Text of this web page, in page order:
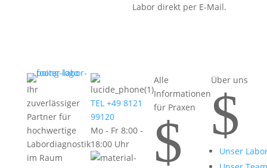
Labor direkt per E-Mail.
Ihr
zuverlässiger
Partner für
hochwertige
Labordiagnostik
im Raum
TEL +49 8121
99120
Mo - Fr 8:00 -
18:00 Uhr
Alle
Informationen
für Praxen
$
Über uns
$
Unser